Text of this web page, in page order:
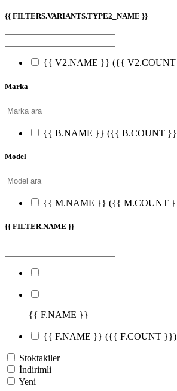
{{ FILTERS.VARIANTS.TYPE2_NAME }}
{{ V2.NAME }} ({{
Marka
{{ B.NAME }} ({{ B.COUNT
Model
{{ M.NAME }} ({{ M.COUNT
{{ FILTER.NAME }}
{{ F.NAME }}
{{ F.NAME }} ({{ F.COUNT }})
Stoktakiler
İndirimli
Yeni